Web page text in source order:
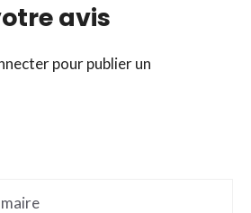
avis
pour publier un